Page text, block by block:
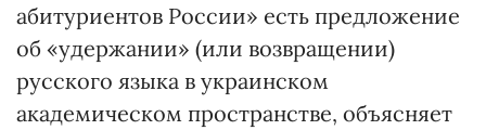
абитуриентов России» есть предложение
об «удержании» (или возвращении)
русского языка в украинском
академическом пространстве, объясняет